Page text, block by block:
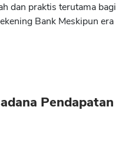
dan praktis terutama bagi
Bank Meskipun era
Pendapatan